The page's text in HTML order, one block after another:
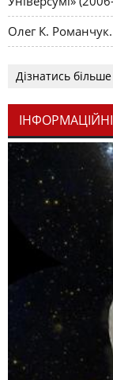
Олег К.
Дізнатись